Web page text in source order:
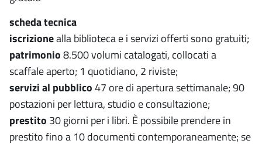
scheda tecnica
iscrizionealla biblioteca e i servizi offerti sono gratuiti;
patrimonio8.500 volumi catalogati, collocati a
scaffale aperto; 1 quotidiano, 2 riviste;
servizi al pubblico47 ore di apertura settimanale; 90
postazioni per lettura, studio e consultazione;
prestito 30 giorni per i libri. È possibile prendere in
prestito fino a 10 documenti contemporaneamente; se